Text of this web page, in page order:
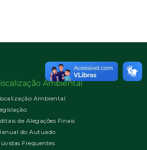
Ambiental
Ambiental
de Alegações Finais
do Autuado
Frequentes